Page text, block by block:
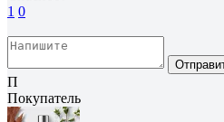
1 0
П
Покупатель